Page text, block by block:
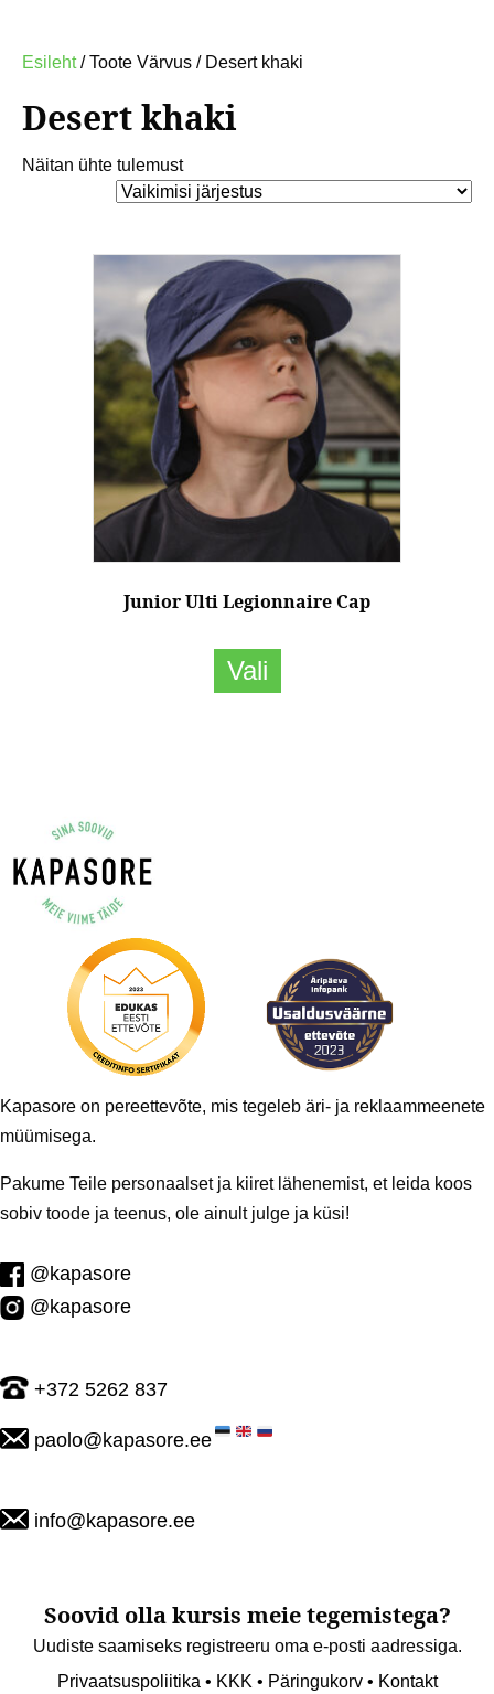
Esileht/ Toote Värvus / Desert khaki
Desert khaki
Näitan ühte tulemust
Junior Ulti Legionnaire Cap
Vali
has
the
product
page
Kapasore on pereettevõte, mis tegeleb äri- ja reklaammeenete
müümisega.
Pakume Teile personaalset ja kiiret lähenemist, et leida koos
sobiv toode ja teenus, ole ainult julge ja küsi!
@kapasore
@kapasore
+372 5262 837
paolo@kapasore.ee
info@kapasore.ee
Soovid olla kursis meie tegemistega?
Uudiste saamiseks registreeru oma e-posti aadressiga.
Privaatsuspoliitika • KKK • Päringukorv• Kontakt